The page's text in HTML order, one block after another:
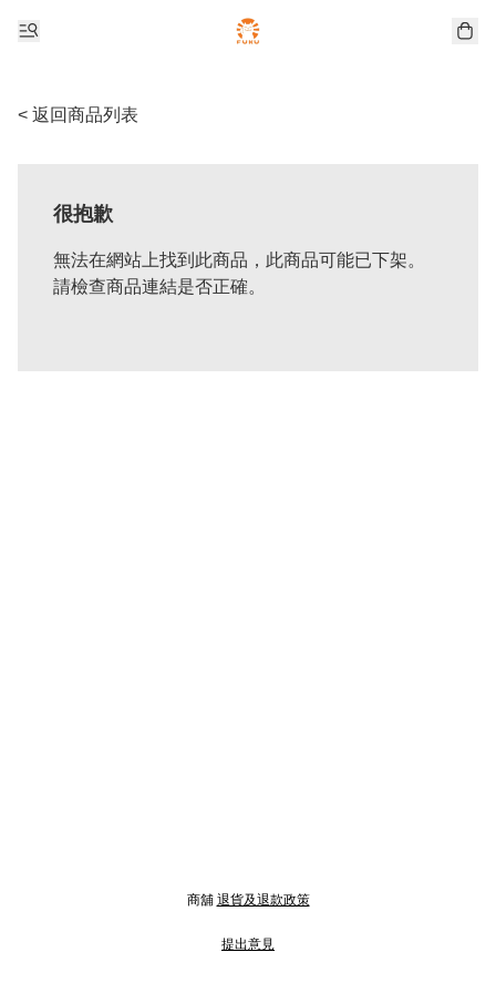
< 返回商品列表
很抱歉
無法在網站上找到此商品，此商品可能已下架。
請檢查商品連結是否正確。
商舖 退貨及退款政策
提出意見